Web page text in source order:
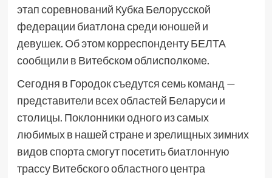
этап соревнований Кубка Белорусской
федерации биатлона среди юношей и
девушек. Об этом корреспонденту БЕЛТА
сообщили в Витебском облисполкоме.
Сегодня в Городок съедутся семь команд —
представители всех областей Беларуси и
столицы. Поклонники одного из самых
любимых в нашей стране и зрелищных зимних
видов спорта смогут посетить биатлонную
трассу Витебского областного центра